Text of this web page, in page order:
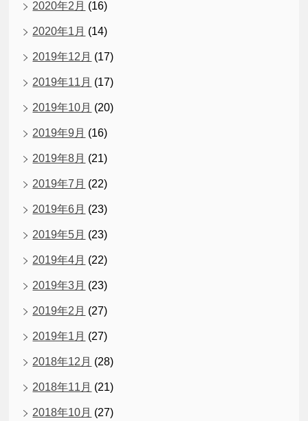
2020年2月 (16)
2020年1月 (14)
2019年12月 (17)
2019年11月 (17)
2019年10月 (20)
2019年9月 (16)
2019年8月 (21)
2019年7月 (22)
2019年6月 (23)
2019年5月 (23)
2019年4月 (22)
2019年3月 (23)
2019年2月 (27)
2019年1月 (27)
2018年12月 (28)
2018年11月 (21)
2018年10月 (27)